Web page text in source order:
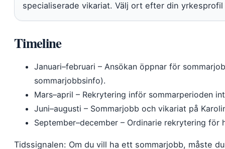
specialiserade vikariat. Välj ort efter din
Timeline
Januari–februari – Ansökan öppnar för
sommarjobbsinfo).
Mars–april – Rekrytering inför sommarperioden
Juni–augusti – Sommarjobb och vikariat på
September–december – Ordinarie rekrytering för
Tidssignalen: Om du vill ha ett sommarjobb, måste